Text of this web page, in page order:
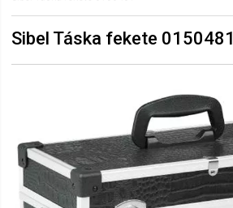
Sibel Táska fekete 0150481